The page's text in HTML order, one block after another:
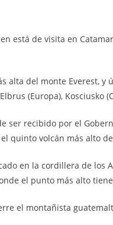
está de visita en
del monte Everest,
(Europa), Kosciusko
ser recibido por el
quinto volcán más alto
en la cordillera de los
el punto más alto
el montañista